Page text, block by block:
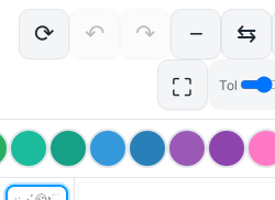
⟳ ↶ ↷ − ⇆
⛶ Tol